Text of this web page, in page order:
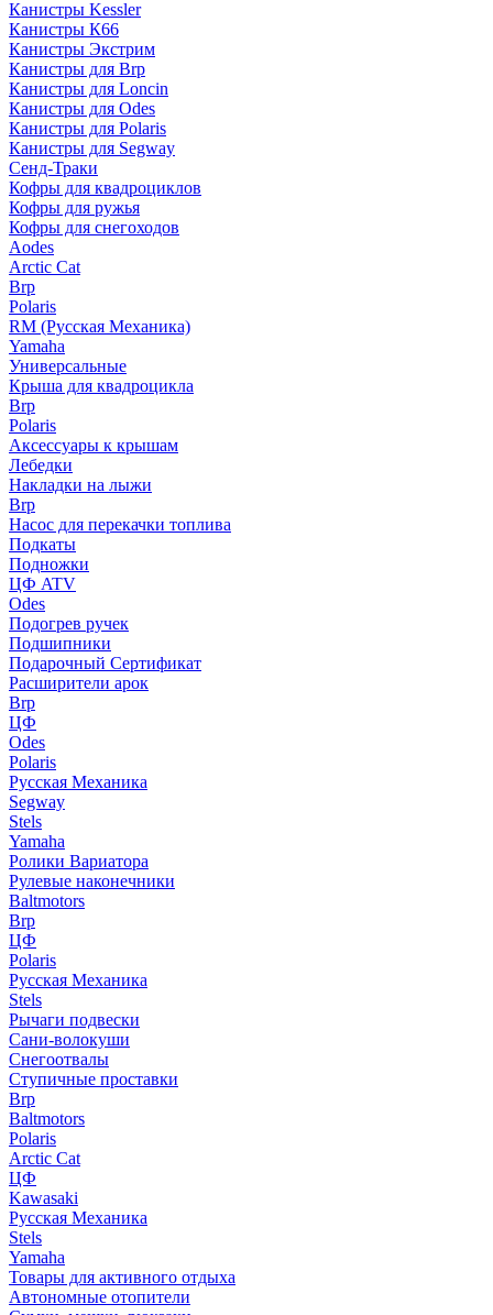
Канистры Kessler
Канистры К66
Канистры Экстрим
Канистры для Brp
Канистры для Loncin
Канистры для Odes
Канистры для Polaris
Канистры для Segway
Сенд-Траки
Кофры для квадроциклов
Кофры для ружья
Кофры для снегоходов
Aodes
Arctic Cat
Brp
Polaris
RM (Русская Механика)
Yamaha
Универсальные
Крыша для квадроцикла
Brp
Polaris
Аксессуары к крышам
Лебедки
Накладки на лыжи
Brp
Насос для перекачки топлива
Подкаты
Подножки
ЦФ ATV
Odes
Подогрев ручек
Подшипники
Подарочный Сертификат
Расширители арок
Brp
ЦФ
Odes
Polaris
Русская Механика
Segway
Stels
Yamaha
Ролики Вариатора
Рулевые наконечники
Baltmotors
Brp
ЦФ
Polaris
Русская Механика
Stels
Рычаги подвески
Сани-волокуши
Снегоотвалы
Ступичные проставки
Brp
Baltmotors
Polaris
Arctic Cat
ЦФ
Kawasaki
Русская Механика
Stels
Yamaha
Товары для активного отдыха
Автономные отопители